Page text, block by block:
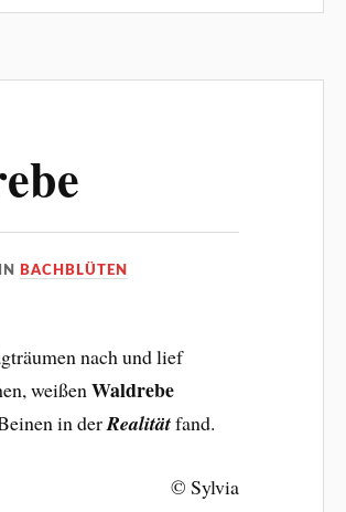
IN BACHBLÜTEN
nach und lief
weißenWaldrebe
in derRealitätfand.
© Sylvia